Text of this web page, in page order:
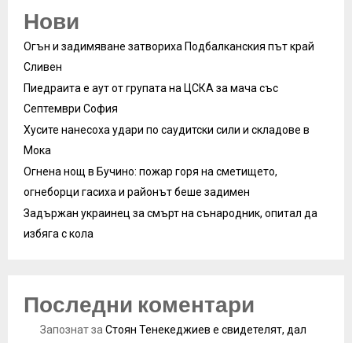
Нови
Огън и задимяване затвориха Подбалканския път край
Сливен
Пиедраита е аут от групата на ЦСКА за мача със
Септември София
Хусите нанесоха удари по саудитски сили и складове в
Мока
Огнена нощ в Бучино: пожар горя на сметището,
огнеборци гасиха и районът беше задимен
Задържан украинец за смърт на сънародник, опитал да
избяга с кола
Последни коментари
ЗапознатзаСтоян Тенекеджиев е свидетелят, дал